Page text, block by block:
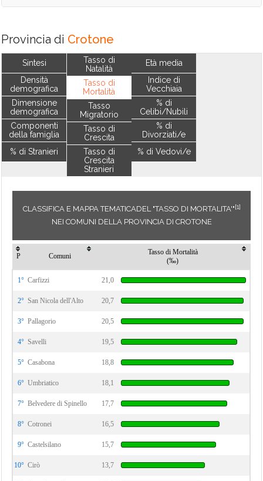
Provincia di Crotone
Sintesi
Densità
demografica
Dimensione
demografica
Componenti
della famiglia
% di Stranieri
Tasso di
Natalità
Tasso di
Mortalità
Tasso
Migratorio
Tasso di
Crescita
Tasso di
Crescita
Stranieri
Età media
Indice di
Vecchiaia
% di
Celibi/Nubili
% di
Divorziati/e
% di Vedovi/e
CLASSIFICA E MAPPA TEMATICADEL "TASSO DI MORTALITA'"[1]
NEI COMUNI DELLA PROVINCIA DI CROTONE
P Comuni
Tasso di Mortalità
(‰)
1° Carfizzi 21,0
2° San Nicola dell'Alto 20,7
3° Pallagorio 20,5
4° Savelli 19,5
5° Casabona 18,8
6° Umbriatico 18,1
7° Belvedere di Spinello 17,7
8° Cotronei 16,5
9° Castelsilano 15,7
10° Cirò 13,7